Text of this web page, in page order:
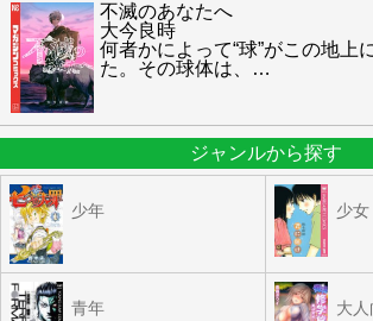
不滅のあなたへ
大今良時
何者かによって“球”がこの地上
た。その球体は、
…
ジャンルから探す
少年 少女
青年 大人